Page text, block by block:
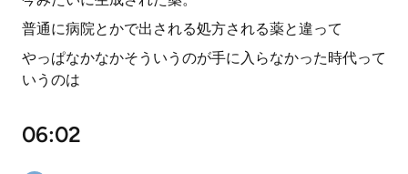
普通に病院とかで出される処方される薬と違って
やっぱなかなかそういうのが手に入らなかった時代って
いうのは
06:02